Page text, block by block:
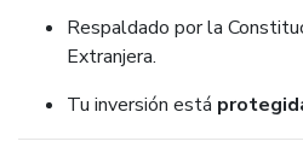
Respaldado por la
Extranjera.
Tu inversión está